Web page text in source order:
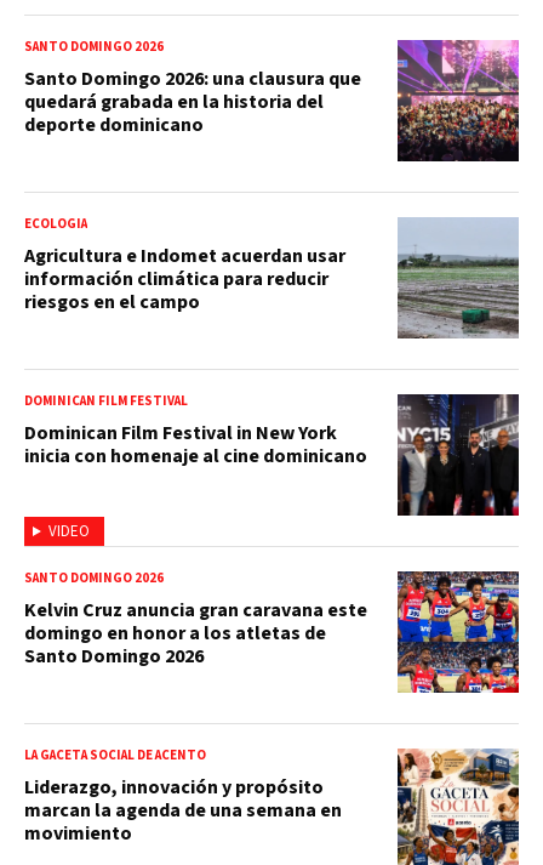
SANTO DOMINGO 2026
Santo Domingo 2026: una clausura que
quedará grabada en la historia del
deporte dominicano
ECOLOGIA
Agricultura e Indomet acuerdan usar
información climática para reducir
riesgos en el campo
VIDEO
DOMINICAN FILM FESTIVAL
Dominican Film Festival in New York
inicia con homenaje al cine dominicano
SANTO DOMINGO 2026
Kelvin Cruz anuncia gran caravana este
domingo en honor a los atletas de
Santo Domingo 2026
LA GACETA SOCIAL DE ACENTO
Liderazgo, innovación y propósito
marcan la agenda de una semana en
movimiento